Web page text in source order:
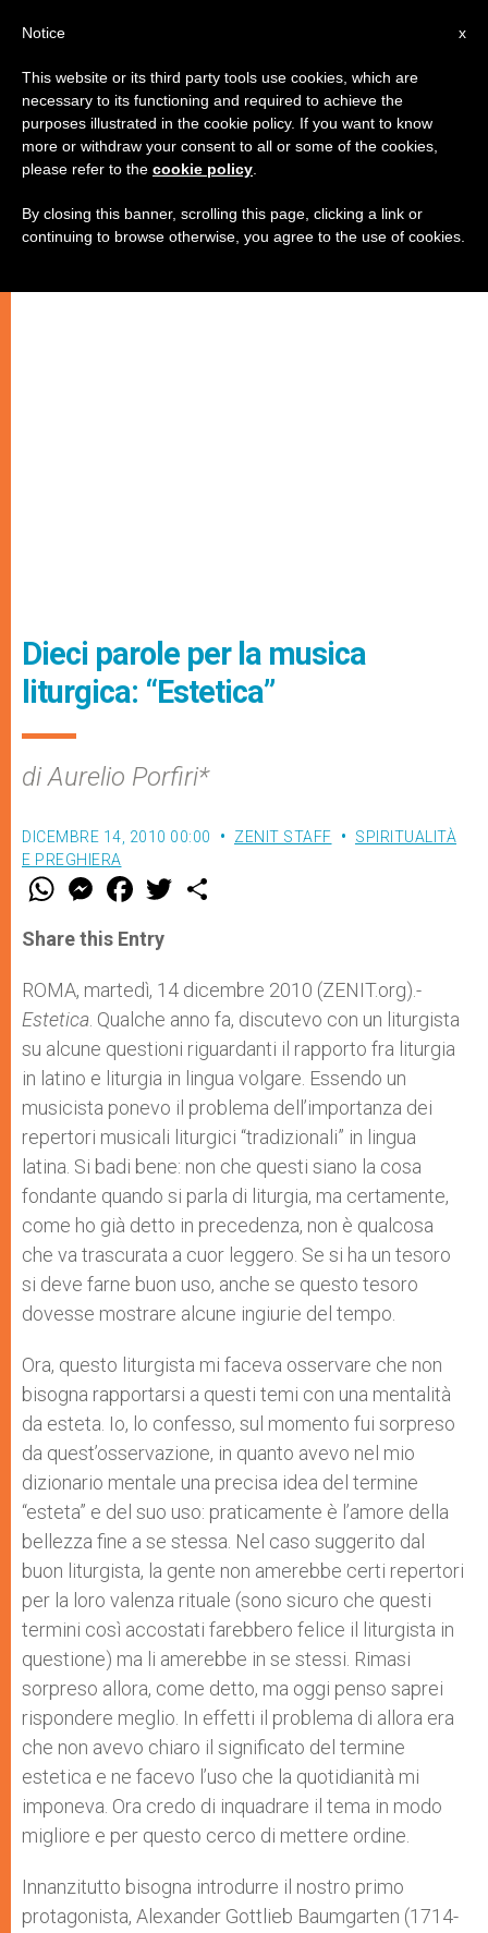
Dieci parole per la musica
liturgica: “Estetica”
di Aurelio Porfiri*
DICEMBRE 14, 2010 00:00 ZENIT STAFF
SPIRITUALITÀ
E PREGHIERA
W
t
s
p
p
M
e
s
e
g
e
r
F
a
e
b
o
k
w
Share this Entry
ROMA, martedì, 14 dicembre 2010 (ZENIT.org).-
Estetica . Qualche anno fa, discutevo con un liturgista
su alcune questioni riguardanti il rapporto fra liturgia
in latino e liturgia in lingua volgare. Essendo un
musicista ponevo il problema dell’importanza dei
repertori musicali liturgici “tradizionali” in lingua
latina. Si badi bene: non che questi siano la cosa
fondante quando si parla di liturgia, ma certamente,
come ho già detto in precedenza, non è qualcosa
che va trascurata a cuor leggero. Se si ha un tesoro
si deve farne buon uso, anche se questo tesoro
dovesse mostrare alcune ingiurie del tempo.
Ora, questo liturgista mi faceva osservare che non
bisogna rapportarsi a questi temi con una mentalità
da esteta. Io, lo confesso, sul momento fui sorpreso
da quest’osservazione, in quanto avevo nel mio
dizionario mentale una precisa idea del termine
“esteta” e del suo uso: praticamente è l’amore della
bellezza fine a se stessa. Nel caso suggerito dal
buon liturgista, la gente non amerebbe certi repertori
per la loro valenza rituale (sono sicuro che questi
termini così accostati farebbero felice il liturgista in
questione) ma li amerebbe in se stessi. Rimasi
sorpreso allora, come detto, ma oggi penso saprei
rispondere meglio. In effetti il problema di allora era
che non avevo chiaro il significato del termine
estetica e ne facevo l’uso che la quotidianità mi
imponeva. Ora credo di inquadrare il tema in modo
migliore e per questo cerco di mettere ordine.
Innanzitutto bisogna introdurre il nostro primo
protagonista, Alexander Gottlieb Baumgarten (1714-
x
Notice
This website or its third party tools use cookies, which are
necessary to its functioning and required to achieve the
purposes illustrated in the cookie policy. If you want to know
more or withdraw your consent to all or some of the cookies,
please refer to the cookie policy
By closing this banner, scrolling this page, clicking a link or
continuing to browse otherwise, you agree to the use of cookies.